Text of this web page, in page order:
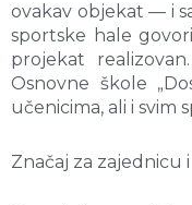
ovakav objekat — i
sportske hale
projekat
Osnovne škole
učenicima, ali i svim
Značaj za zajednicu